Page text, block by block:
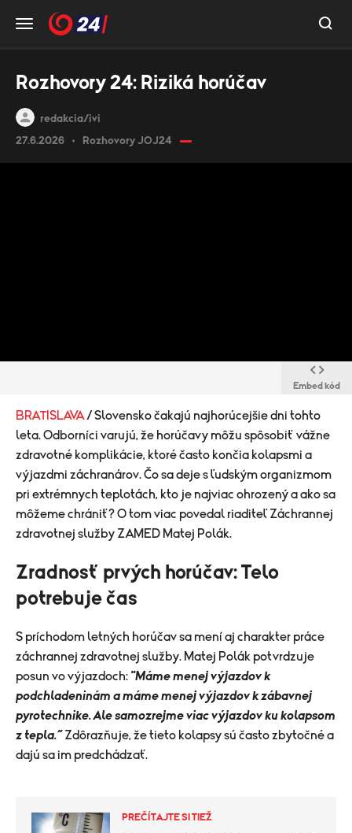
redakcia/ivi
27.6.2026
Rozhovory JOJ24
Rozhovory 24: Riziká horúčav
Embed kód
BRATISLAVA / Slovensko čakajú najhorúcejšie dni tohto
leta. Odborníci varujú, že horúčavy môžu spôsobiť vážne
zdravotné komplikácie, ktoré často končia kolapsmi a
výjazdmi záchranárov. Čo sa deje s ľudským organizmom
pri extrémnych teplotách, kto je najviac ohrozený a ako sa
môžeme chrániť? O tom viac povedal riaditeľ Záchrannej
zdravotnej služby ZAMED Matej Polák.
Zradnosť prvých horúčav: Telo
potrebuje čas
S príchodom letných horúčav sa mení aj charakter práce
záchrannej zdravotnej služby. Matej Polák potvrdzuje
posun vo výjazdoch: "Máme menej výjazdov k
podchladeninám a máme menej výjazdov k zábavnej
pyrotechnike. Ale samozrejme viac výjazdov ku kolapsom
z tepla.“ Zdôrazňuje, že tieto kolapsy sú často zbytočné a
dajú sa im predchádzať.
PREČÍTAJTE SI TIEŽ